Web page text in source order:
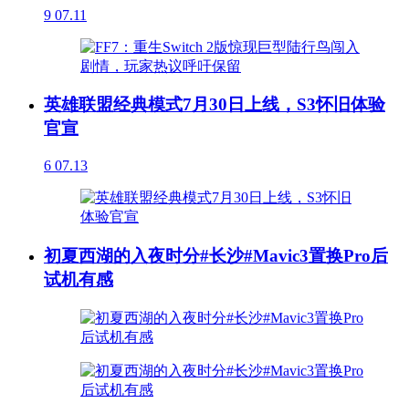
9 07.11
英雄联盟经典模式7月30日上线，S3怀旧体验
官宣
6 07.13
初夏西湖的入夜时分#长沙#Mavic3置换Pro后
试机有感